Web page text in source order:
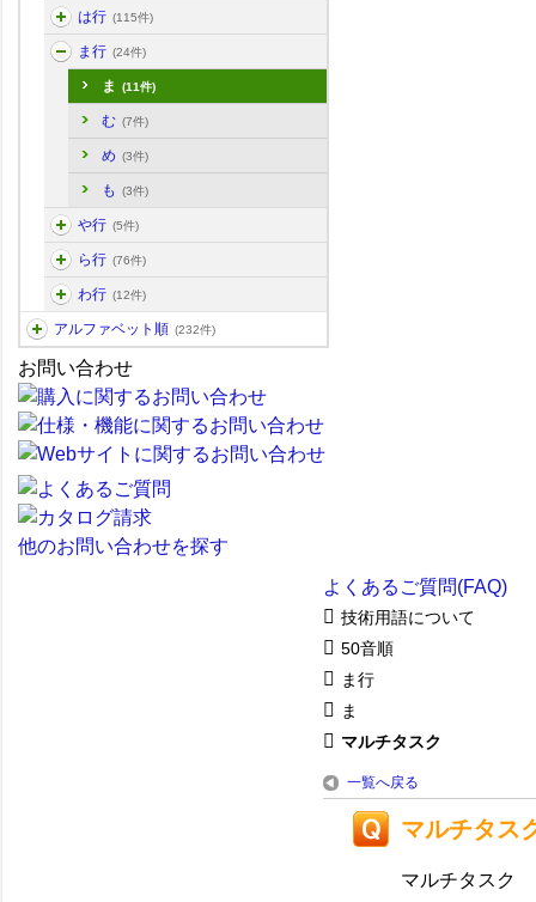
は行 (115件)
ま行 (24件)
ま (11件)
む (7件)
め (3件)
も (3件)
や行 (5件)
ら行 (76件)
わ行 (12件)
アルファベット順 (232件)
お問い合わせ
他のお問い合わせを探す
よくあるご質問(FAQ)
技術用語について
50音順
ま行
ま
マルチタスク
一覧へ戻る
マルチタス
マルチタスク